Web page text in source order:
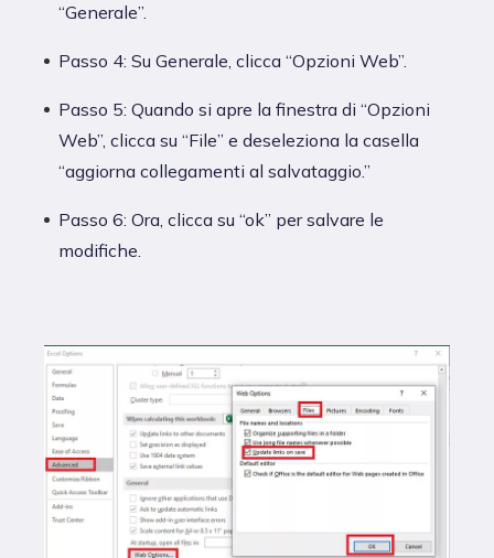
“Generale”.
Passo 4: Su Generale, clicca “Opzioni Web”.
Passo 5: Quando si apre la finestra di “Opzioni
Web”, clicca su “File” e deseleziona la casella
“aggiorna collegamenti al salvataggio.”
Passo 6: Ora, clicca su “ok” per salvare le
modifiche.